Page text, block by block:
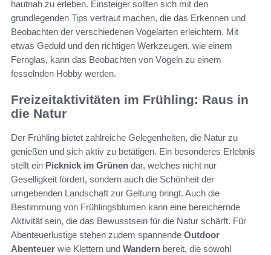
hautnah zu erleben. Einsteiger sollten sich mit den
grundlegenden Tips vertraut machen, die das Erkennen und
Beobachten der verschiedenen Vogelarten erleichtern. Mit
etwas Geduld und den richtigen Werkzeugen, wie einem
Fernglas, kann das Beobachten von Vögeln zu einem
fesselnden Hobby werden.
Freizeitaktivitäten im Frühling: Raus in
die Natur
Der Frühling bietet zahlreiche Gelegenheiten, die Natur zu
genießen und sich aktiv zu betätigen. Ein besonderes Erlebnis
stellt ein Picknick im Grünen dar, welches nicht nur
Geselligkeit fördert, sondern auch die Schönheit der
umgebenden Landschaft zur Geltung bringt. Auch die
Bestimmung von Frühlingsblumen kann eine bereichernde
Aktivität sein, die das Bewusstsein für die Natur schärft. Für
Abenteuerlustige stehen zudem spannende Outdoor
Abenteuer wie Klettern und Wandern bereit, die sowohl